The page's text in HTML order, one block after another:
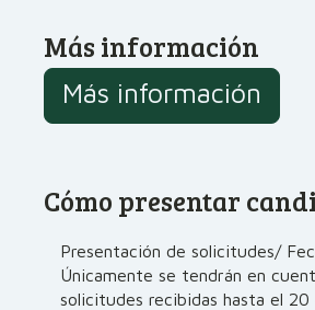
Más información
Más información
Cómo presentar
Presentación de solicitudes/
Únicamente se tendrán en
solicitudes recibidas hasta el